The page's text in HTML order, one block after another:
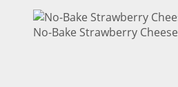
No-Bake Strawberry